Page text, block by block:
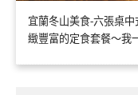
宜蘭冬山美食-六張桌
緻豐富的定食套餐～我